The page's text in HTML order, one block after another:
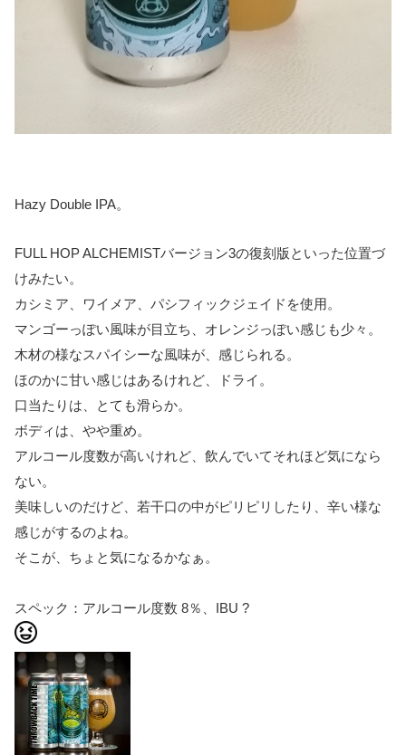
Hazy Double IPA。
FULL HOP ALCHEMISTバージョン3の復刻版といった位置づ
けみたい。
カシミア、ワイメア、パシフィックジェイドを使用。
マンゴーっぽい風味が目立ち、オレンジっぽい感じも少々。
木材の様なスパイシーな風味が、感じられる。
ほのかに甘い感じはあるけれど、ドライ。
口当たりは、とても滑らか。
ボディは、やや重め。
アルコール度数が高いけれど、飲んでいてそれほど気になら
ない。
美味しいのだけど、若干口の中がピリピリしたり、辛い様な
感じがするのよね。
そこが、ちょと気になるかなぁ。
スペック：アルコール度数 8％、IBU ?